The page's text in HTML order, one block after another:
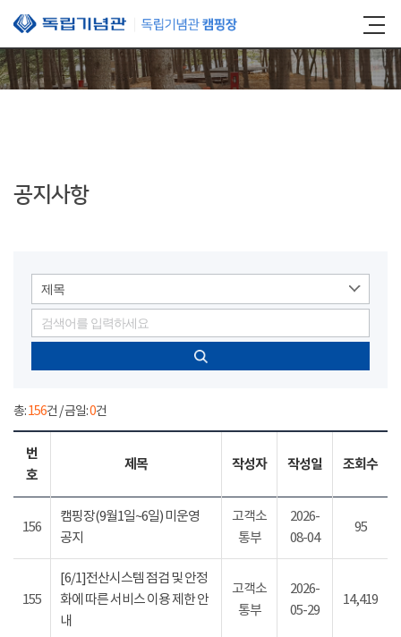
본문 바로가기
공지사항
제목
총:156건 / 금일:0건
번
호
제목 작성자 작성일 조회수
156
캠핑장(9월1일~6일) 미운영
공지
고객소
통부
2026-
08-04
95
155
[6/1]전산시스템 점검 및 안정
화에 따른 서비스 이용 제한 안
내
고객소
통부
2026-
05-29
14,419